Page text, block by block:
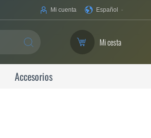
Su
Español
Mi cuenta
SEARCH Mi cesta
Accesorios